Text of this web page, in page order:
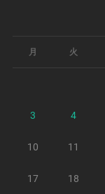
月 火
3 4
10 11
17 18